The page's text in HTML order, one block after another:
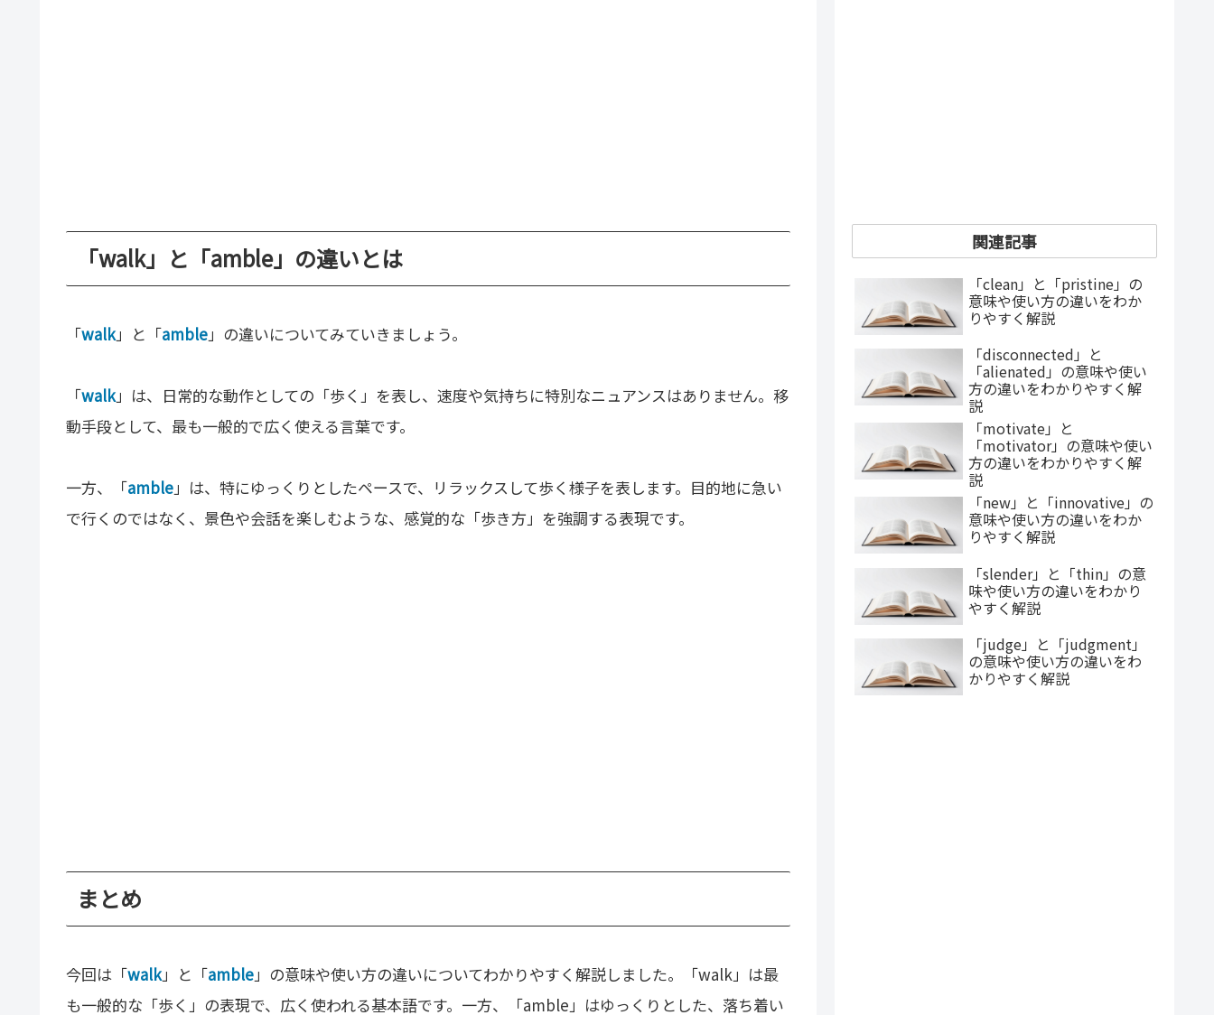
「walk」と「amble」の違いとは
「walk」と「amble」の違いについてみていきましょう。
「walk」は、日常的な動作としての「歩く」を表し、速度や気持ちに特別なニュアンスはありません。移
動手段として、最も一般的で広く使える言葉です。
一方、「amble」は、特にゆっくりとしたペースで、リラックスして歩く様子を表します。目的地に急い
で行くのではなく、景色や会話を楽しむような、感覚的な「歩き方」を強調する表現です。
まとめ
今回は「walk」と「amble」の意味や使い方の違いについてわかりやすく解説しました。「walk」は最
も一般的な「歩く」の表現で、広く使われる基本語です。一方、「amble」はゆっくりとした、落ち着い
関連記事
「clean」と「pristine」の
意味や使い方の違いをわか
りやすく解説
「disconnected」と
「alienated」の意味や使い
方の違いをわかりやすく解
説
「motivate」と
「motivator」の意味や使い
方の違いをわかりやすく解
説
「new」と「innovative」の
意味や使い方の違いをわか
りやすく解説
「slender」と「thin」の意
味や使い方の違いをわかり
やすく解説
「judge」と「judgment」
の意味や使い方の違いをわ
かりやすく解説